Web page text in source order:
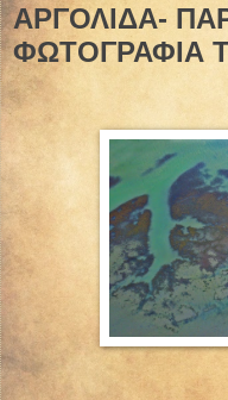
ΑΡΓΟΛΙΔΑ-
ΦΩΤΟΓΡΑΦΙΑ